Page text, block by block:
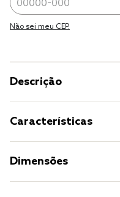
Não sei meu CEP.
Descrição
Características
Dimensões